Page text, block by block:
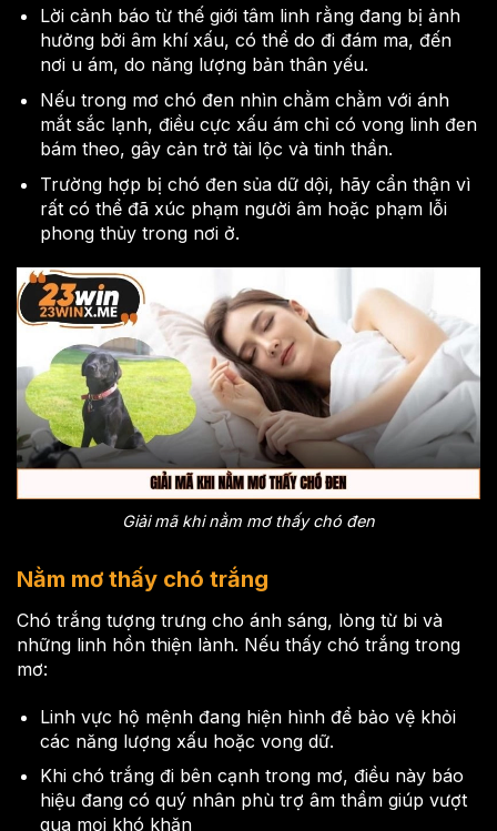
Lời cảnh báo từ thế giới tâm linh rằng đang bị ảnh
hưởng bởi âm khí xấu, có thể do đi đám ma, đến
nơi u ám, do năng lượng bản thân yếu.
Nếu trong mơ chó đen nhìn chằm chằm với ánh
mắt sắc lạnh, điều cực xấu ám chỉ có vong linh đen
bám theo, gây cản trở tài lộc và tinh thần.
Trường hợp bị chó đen sủa dữ dội, hãy cẩn thận vì
rất có thể đã xúc phạm người âm hoặc phạm lỗi
phong thủy trong nơi ở.
Giải mã khi nằm mơ thấy chó đen
Nằm mơ thấy chó trắng
Chó trắng tượng trưng cho ánh sáng, lòng từ bi và
những linh hồn thiện lành. Nếu thấy chó trắng trong
mơ:
Linh vực hộ mệnh đang hiện hình để bảo vệ khỏi
các năng lượng xấu hoặc vong dữ.
Khi chó trắng đi bên cạnh trong mơ, điều này báo
hiệu đang có quý nhân phù trợ âm thầm giúp vượt
qua mọi khó khăn